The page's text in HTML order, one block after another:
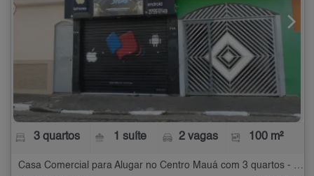
3 quartos 1 suíte 2 vagas 100 m²
Casa Comercial para Alugar no Centro Mauá com 3 quartos - 100 m²